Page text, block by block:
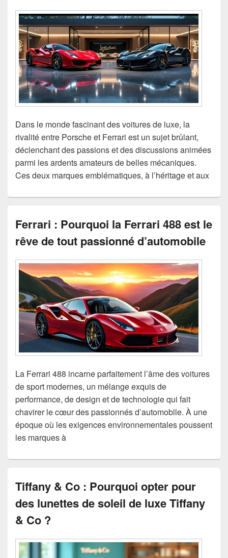
Dans le monde fascinant des voitures de luxe, la
rivalité entre Porsche et Ferrari est un sujet brûlant,
déclenchant des passions et des discussions animées
parmi les ardents amateurs de belles mécaniques.
Ces deux marques emblématiques, à l’héritage et aux
Ferrari : Pourquoi la Ferrari 488 est le
rêve de tout passionné d’automobile
La Ferrari 488 incarne parfaitement l’âme des voitures
de sport modernes, un mélange exquis de
performance, de design et de technologie qui fait
chavirer le cœur des passionnés d’automobile. À une
époque où les exigences environnementales poussent
les marques à
Tiffany & Co : Pourquoi opter pour
des lunettes de soleil de luxe Tiffany
& Co ?